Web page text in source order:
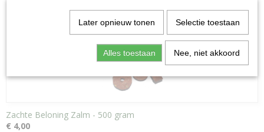
Zachte Beloning Zalm - 500 gram
€ 4,00
Later opnieuw tonen Selectie toestaan
Alles toestaan Nee, niet akkoord